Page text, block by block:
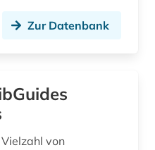
wissenschaftliche literatur (1)
wissenschaftliche zeitschrift (2)
zeitschrifteninhaltsauswertung (2)
Zur Datenbank
von